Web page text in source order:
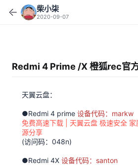
柴小柒
2020-09-07
Redmi 4 Prime /X 橙狐rec官
天翼云盘：
●Redmi 4 prime 设备代码：markw
免费高速下载 | 天翼云盘 极速安全
源分享
(访问码：048n)
●Redmi 4X 设备代码：santon